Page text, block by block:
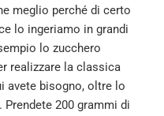
meglio perché di certo
lo ingeriamo in grandi
lo zucchero
realizzare la classica
avete bisogno, oltre lo
200 grammi di